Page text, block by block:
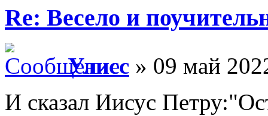
Re: Весело и
Улисс » 09 май
И сказал Иисус